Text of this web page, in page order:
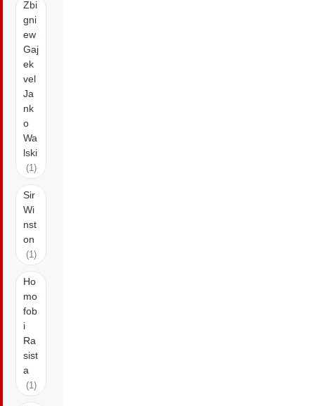
Zbi
gni
ew
Gaj
ek
vel
Ja
nk
o
Wa
lski
(1)
Sir
Wi
nst
on
(1)
Ho
mo
fob
i
Ra
sist
a
(1)